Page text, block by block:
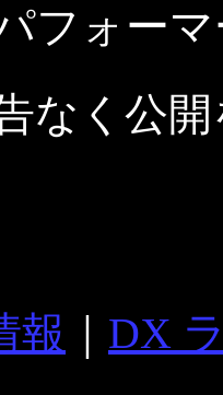
フォーマ
なく公
報
DX